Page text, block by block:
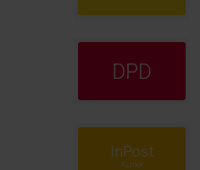
DPD
InPost
Kurier